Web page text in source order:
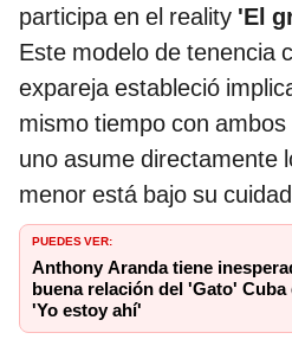
participa en el reality 'El
Este modelo de tenencia
expareja estableció
mismo tiempo con
uno asume directamente
menor está bajo su
PUEDES VER:
Anthony Aranda tiene
buena relación del 'Gato'
'Yo estoy ahí'